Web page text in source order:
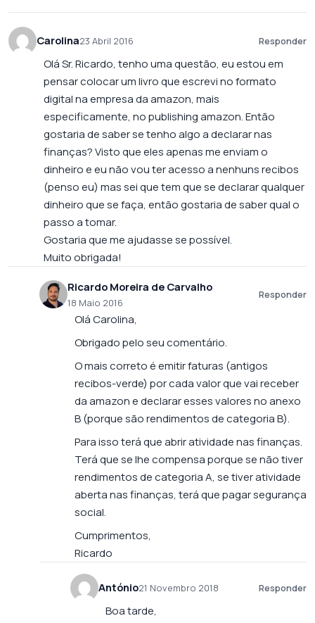
Carolina23 Abril 2016 Responder
Olá Sr. Ricardo, tenho uma questão, eu estou em
pensar colocar um livro que escrevi no formato
digital na empresa da amazon, mais
especificamente, no publishing amazon. Então
gostaria de saber se tenho algo a declarar nas
finanças? Visto que eles apenas me enviam o
dinheiro e eu não vou ter acesso a nenhuns recibos
(penso eu) mas sei que tem que se declarar qualquer
dinheiro que se faça, então gostaria de saber qual o
passo a tomar.
Gostaria que me ajudasse se possível.
Muito obrigada!
Ricardo Moreira de Carvalho
18 Maio 2016
Responder
Olá Carolina,
Obrigado pelo seu comentário.
O mais correto é emitir faturas (antigos
recibos-verde) por cada valor que vai receber
da amazon e declarar esses valores no anexo
B (porque são rendimentos de categoria B).
Para isso terá que abrir atividade nas finanças.
Terá que se lhe compensa porque se não tiver
rendimentos de categoria A, se tiver atividade
aberta nas finanças, terá que pagar segurança
social.
Cumprimentos,
Ricardo
António21 Novembro 2018 Responder
Boa tarde,